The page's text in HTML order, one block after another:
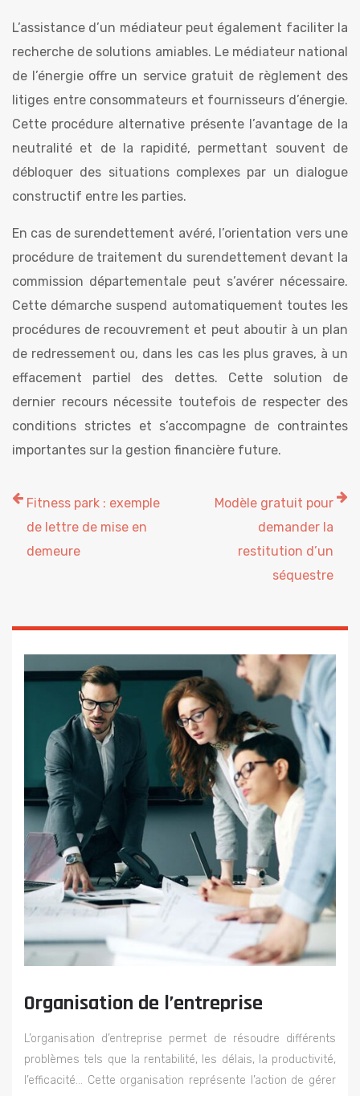
L’assistance d’un médiateur peut également faciliter la
recherche de solutions amiables. Le médiateur national
de l’énergie offre un service gratuit de règlement des
litiges entre consommateurs et fournisseurs d’énergie.
Cette procédure alternative présente l’avantage de la
neutralité et de la rapidité, permettant souvent de
débloquer des situations complexes par un dialogue
constructif entre les parties.
En cas de surendettement avéré, l’orientation vers une
procédure de traitement du surendettement devant la
commission départementale peut s’avérer nécessaire.
Cette démarche suspend automatiquement toutes les
procédures de recouvrement et peut aboutir à un plan
de redressement ou, dans les cas les plus graves, à un
effacement partiel des dettes. Cette solution de
dernier recours nécessite toutefois de respecter des
conditions strictes et s’accompagne de contraintes
importantes sur la gestion financière future.
Fitness park : exemple
de lettre de mise en
demeure
Modèle gratuit pour
demander la
restitution d’un
séquestre
Organisation de l’entreprise
L’organisation d’entreprise permet de résoudre différents
problèmes tels que la rentabilité, les délais, la productivité,
l’efficacité… Cette organisation représente l’action de gérer